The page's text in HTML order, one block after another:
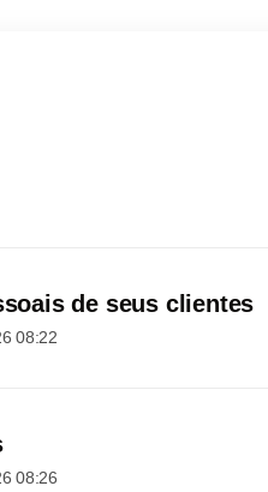
de seus clientes
08:22
08:26